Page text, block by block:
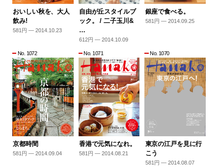
おいしい秋を、大人
飲み!
581円 — 2014.10.23
自由が丘スタイルブ
ック。 / 二子玉川&
…
612円 — 2014.10.09
銀座で食べる。
581円 — 2014.09.25
No. 1072
京都時間
581円 — 2014.09.04
No. 1071
香港で元気になれ。
581円 — 2014.08.21
No. 1070
東京の江戸を見に行
こう
581円 — 2014.08.07